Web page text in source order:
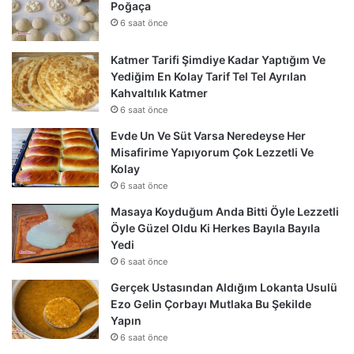
Poğaça
6 saat önce
Katmer Tarifi Şimdiye Kadar Yaptığım Ve
Yediğim En Kolay Tarif Tel Tel Ayrılan
Kahvaltılık Katmer
6 saat önce
Evde Un Ve Süt Varsa Neredeyse Her
Misafirime Yapıyorum Çok Lezzetli Ve
Kolay
6 saat önce
Masaya Koyduğum Anda Bitti Öyle Lezzetli
Öyle Güzel Oldu Ki Herkes Bayıla Bayıla
Yedi
6 saat önce
Gerçek Ustasından Aldığım Lokanta Usulü
Ezo Gelin Çorbayı Mutlaka Bu Şekilde
Yapın
6 saat önce